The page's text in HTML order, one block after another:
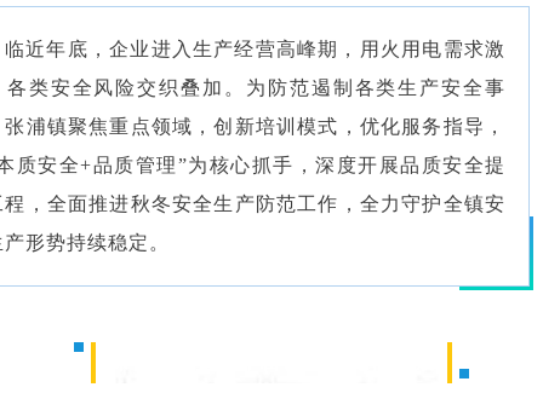
临近年底，企业进入生产经营高峰期，用火用电需求激
各类安全风险交织叠加。为防范遏制各类生产安全事
张浦镇聚焦重点领域，创新培训模式，优化服务指导，
质安全+品质管理”为核心抓手，深度开展品质安全提
程，全面推进秋冬安全生产防范工作，全力守护全镇安
形势持续稳定。